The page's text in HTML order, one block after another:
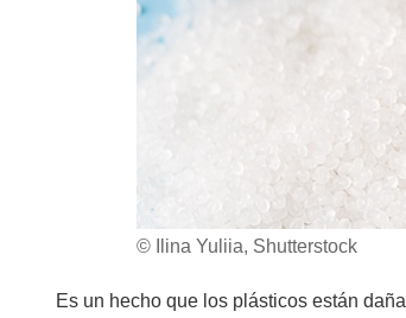
© Ilina Yuliia, Shutterstock
Es un hecho que los plásticos están